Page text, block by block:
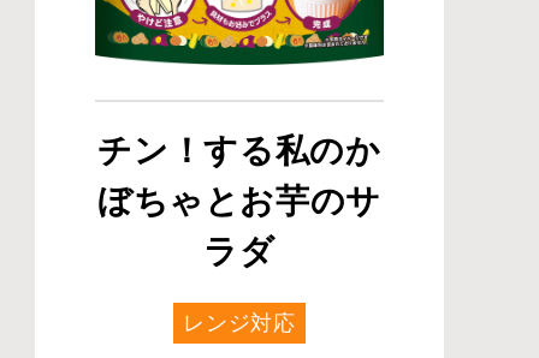
チン！する私のか
ぼちゃとお芋のサ
ラダ
レンジ対応